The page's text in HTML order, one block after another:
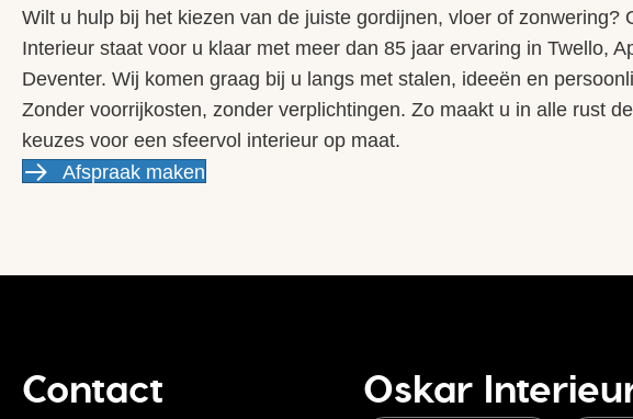
Wilt u hulp bij het kiezen van de juiste gordijnen, vloer of zonwering?
Interieur staat voor u klaar met meer dan 85 jaar ervaring in Twello,
Deventer. Wij komen graag bij u langs met stalen, ideeën en
Zonder voorrijkosten, zonder verplichtingen. Zo maakt u in alle rust
keuzes voor een sfeervol interieur op maat.
Afspraak maken
Contact Oskar